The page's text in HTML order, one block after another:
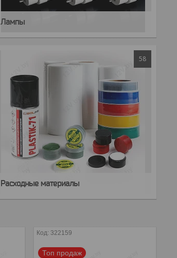
Лампы
58
Расходные материалы
322159
Топ продаж